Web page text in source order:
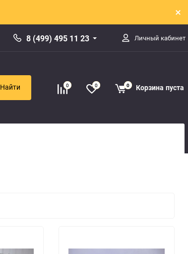
8 (499) 495 11 23 Личный кабинет
Найти 0 0 0 Корзина пуста